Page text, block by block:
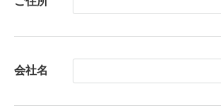
会社名